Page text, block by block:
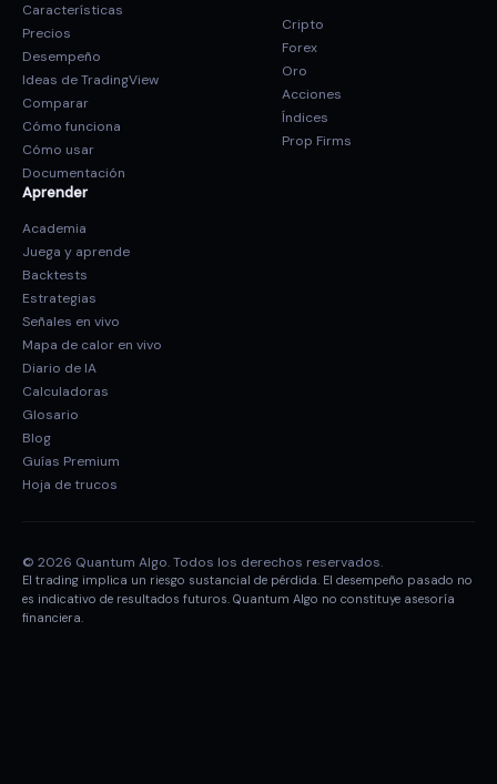
Características
Precios
Desempeño
Ideas de TradingView
Comparar
Cómo funciona
Cómo usar
Documentación
Aprender
Academia
Juega y aprende
Backtests
Estrategias
Señales en vivo
Mapa de calor en vivo
Diario de IA
Calculadoras
Glosario
Blog
Guías Premium
Hoja de trucos
Cripto
Forex
Oro
Acciones
Índices
Prop Firms
© 2026 Quantum Algo. Todos los derechos reservados.
El trading implica un riesgo sustancial de pérdida. El desempeño pasado no
es indicativo de resultados futuros. Quantum Algo no constituye asesoría
financiera.